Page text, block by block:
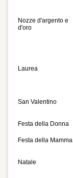
Nozze d'argento e
d'oro
Laurea
San Valentino
Festa della Donna
Festa della Mamma
Natale